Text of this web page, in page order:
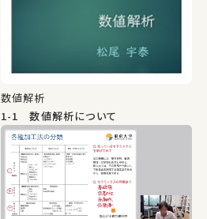
数値解析
1-1 数値解析について